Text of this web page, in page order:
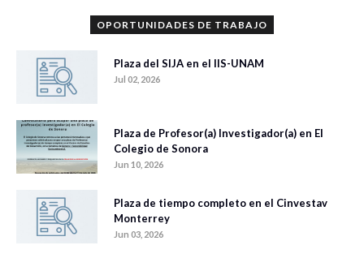
OPORTUNIDADES DE TRABAJO
Plaza del SIJA en el IIS-UNAM
Jul 02, 2026
Plaza de Profesor(a) Investigador(a) en El
Colegio de Sonora
Jun 10, 2026
Plaza de tiempo completo en el Cinvestav
Monterrey
Jun 03, 2026